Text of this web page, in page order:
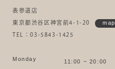
表参道店
東京都渋谷区神宮前4-1-20 map
TEL：03-5843-1425
Monday
11:00 ~ 20:00